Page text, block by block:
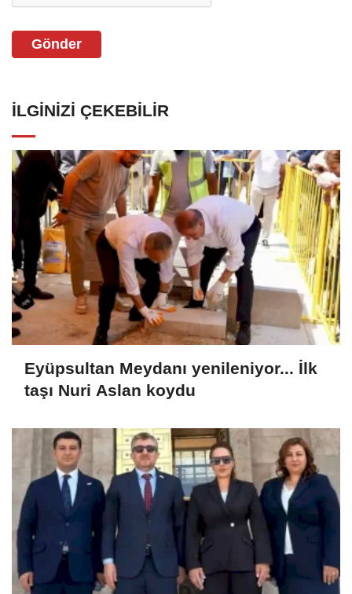
Gönder
İLGINIZI ÇEKEBILIR
Eyüpsultan Meydanı yenileniyor... İlk
taşı Nuri Aslan koydu